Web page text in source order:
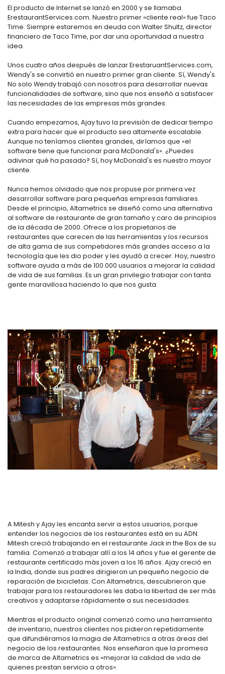
El producto de Internet se lanzó en 2000 y se llamaba
ErestaurantServices.com. Nuestro primer «cliente real» fue Taco
Time. Siempre estaremos en deuda con Walter Shultz, director
financiero de Taco Time, por dar una oportunidad a nuestra
idea.
Unos cuatro años después de lanzar ErestaruantServices.com,
Wendy's se convirtió en nuestro primer gran cliente. Sí, Wendy's.
No solo Wendy trabajó con nosotros para desarrollar nuevas
funcionalidades de software, sino que nos enseñó a satisfacer
las necesidades de las empresas más grandes.
Cuando empezamos, Ajay tuvo la previsión de dedicar tiempo
extra para hacer que el producto sea altamente escalable.
Aunque no teníamos clientes grandes, diríamos que «el
software tiene que funcionar para McDonald's». ¿Puedes
adivinar qué ha pasado? Sí, hoy McDonald's es nuestro mayor
cliente.
Nunca hemos olvidado que nos propuse por primera vez
desarrollar software para pequeñas empresas familiares.
Desde el principio, Altametrics se diseñó como una alternativa
al software de restaurante de gran tamaño y caro de principios
de la década de 2000. Ofrece a los propietarios de
restaurantes que carecen de las herramientas y los recursos
de alta gama de sus competidores más grandes acceso a la
tecnología que les dio poder y les ayudó a crecer. Hoy, nuestro
software ayuda a más de 100.000 usuarios a mejorar la calidad
de vida de sus familias. Es un gran privilegio trabajar con tanta
gente maravillosa haciendo lo que nos gusta.
A Mitesh y Ajay les encanta servir a estos usuarios, porque
entender los negocios de los restaurantes está en su ADN:
Mitesh creció trabajando en el restaurante Jack in the Box de su
familia. Comenzó a trabajar allí a los 14 años y fue el gerente de
restaurante certificado más joven a los 16 años. Ajay creció en
la India, donde sus padres dirigieron un pequeño negocio de
reparación de bicicletas. Con Altametrics, descubrieron que
trabajar para los restauradores les daba la libertad de ser más
creativos y adaptarse rápidamente a sus necesidades.
Mientras el producto original comenzó como una herramienta
de inventario, nuestros clientes nos pidieron repetidamente
que difundiéramos la magia de Altametrics a otras áreas del
negocio de los restaurantes. Nos enseñaron que la promesa
de marca de Altametrics es «mejorar la calidad de vida de
quienes prestan servicio a otros».